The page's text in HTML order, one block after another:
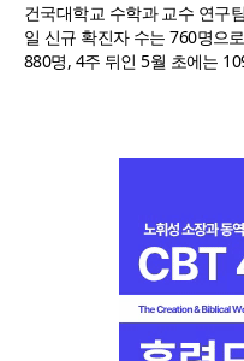
건국대학교 수학과 교수 연구
일 신규 확진자 수는 760명으
880명, 4주 뒤인 5월 초에는